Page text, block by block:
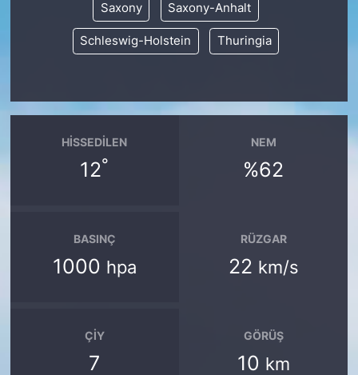
Saxony Saxony-Anhalt
Schleswig-Holstein Thuringia
HISSEDILEN
12°
NEM
%62
BASINÇ
1000 hpa
RÜZGAR
22 km/s
ÇIY
7
GÖRÜŞ
10 km